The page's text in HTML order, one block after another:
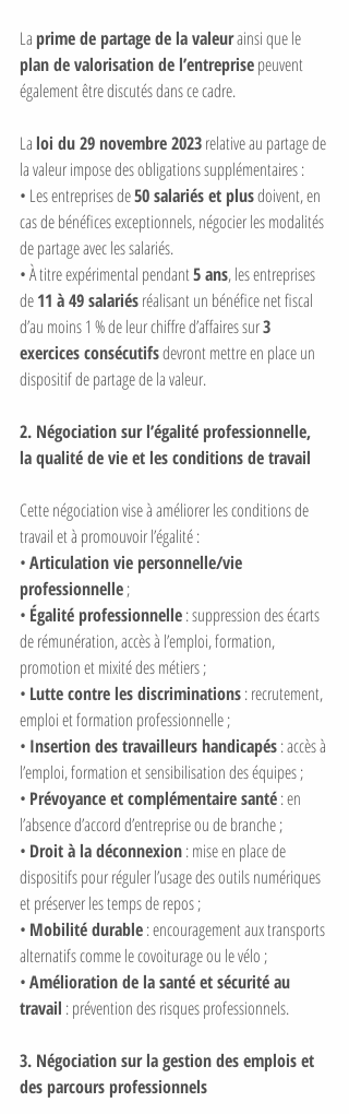
La prime de partage de la valeur ainsi que le
plan de valorisation de l’entreprise peuvent
également être discutés dans ce cadre.
La loi du 29 novembre 2023 relative au partage de
la valeur impose des obligations supplémentaires :
• Les entreprises de 50 salariés et plus doivent, en
cas de bénéfices exceptionnels, négocier les modalités
de partage avec les salariés.
• À titre expérimental pendant 5 ans, les entreprises
de 11 à 49 salariés réalisant un bénéfice net fiscal
d’au moins 1 % de leur chiffre d’affaires sur 3
exercices consécutifs devront mettre en place un
dispositif de partage de la valeur.
2. Négociation sur l’égalité professionnelle,
la qualité de vie et les conditions de travail
Cette négociation vise à améliorer les conditions de
travail et à promouvoir l’égalité :
• Articulation vie personnelle/vie
professionnelle ;
• Égalité professionnelle : suppression des écarts
de rémunération, accès à l’emploi, formation,
promotion et mixité des métiers ;
• Lutte contre les discriminations : recrutement,
emploi et formation professionnelle ;
• Insertion des travailleurs handicapés : accès à
l’emploi, formation et sensibilisation des équipes ;
• Prévoyance et complémentaire santé : en
l’absence d’accord d’entreprise ou de branche ;
• Droit à la déconnexion : mise en place de
dispositifs pour réguler l’usage des outils numériques
et préserver les temps de repos ;
• Mobilité durable : encouragement aux transports
alternatifs comme le covoiturage ou le vélo ;
• Amélioration de la santé et sécurité au
travail : prévention des risques professionnels.
3. Négociation sur la gestion des emplois et
des parcours professionnels